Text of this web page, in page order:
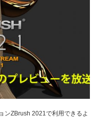
ンZBrush 2021で利用できるよ